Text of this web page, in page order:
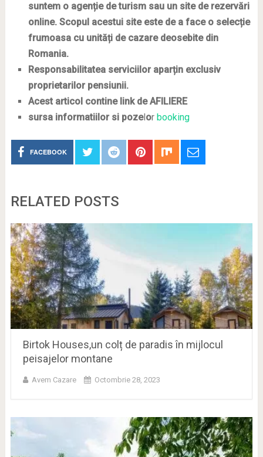
suntem o agenție de turism sau un site de rezervări
online. Scopul acestui site este de a face o selecție
frumoasa cu unități de cazare deosebite din
Romania.
Responsabilitatea serviciilor aparțin exclusiv
proprietarilor pensiunii.
Acest articol contine link de AFILIERE
sursa informatiilor si pozel or booking
FACEBOOK
RELATED POSTS
Birtok Houses,un colț de paradis în mijlocul
peisajelor montane
Avem Cazare Octombrie 28, 2023